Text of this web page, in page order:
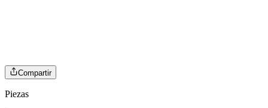
Compartir
Piezas